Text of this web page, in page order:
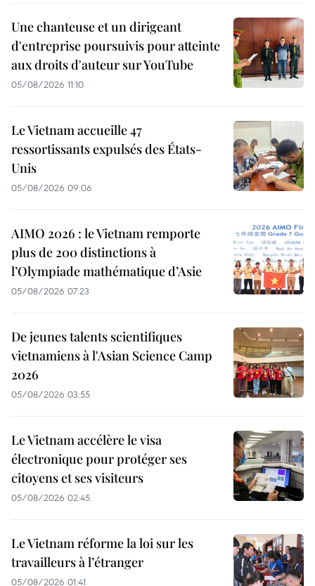
Une chanteuse et un dirigeant
d'entreprise poursuivis pour atteinte
aux droits d'auteur sur YouTube
05/08/2026 11:10
Le Vietnam accueille 47
ressortissants expulsés des États-
Unis
05/08/2026 09:06
AIMO 2026 : le Vietnam remporte
plus de 200 distinctions à
l’Olympiade mathématique d’Asie
05/08/2026 07:23
De jeunes talents scientifiques
vietnamiens à l'Asian Science Camp
2026
05/08/2026 03:55
Le Vietnam accélère le visa
électronique pour protéger ses
citoyens et ses visiteurs
05/08/2026 02:45
Le Vietnam réforme la loi sur les
travailleurs à l’étranger
05/08/2026 01:41